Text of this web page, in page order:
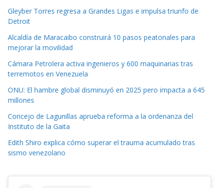
Gleyber Torres regresa a Grandes Ligas e impulsa triunfo de
Detroit
Alcaldía de Maracaibo construirá 10 pasos peatonales para
mejorar la movilidad
Cámara Petrolera activa ingenieros y 600 maquinarias tras
terremotos en Venezuela
ONU: El hambre global disminuyó en 2025 pero impacta a 645
millones
Concejo de Lagunillas aprueba reforma a la ordenanza del
Instituto de la Gaita
Edith Shiro explica cómo superar el trauma acumulado tras
sismo venezolano